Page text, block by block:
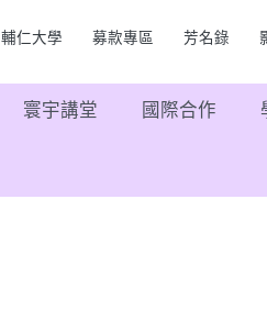
輔仁大學 募款專區 芳名錄
寰宇講堂 國際合作